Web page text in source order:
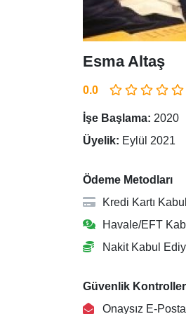
Esma Altaş
0.0
İşe Başlama: 2020
Üyelik: Eylül 2021
Ödeme Metodları
Kredi Kartı
Havale/EFT
Nakit Kabul
Güvenlik
Onaysız E-Posta